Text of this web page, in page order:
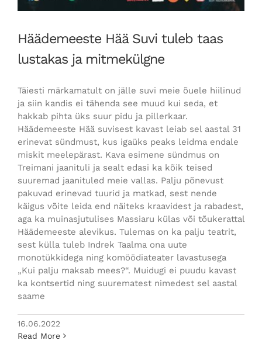
Häädemeeste Hää Suvi tuleb taas
lustakas ja mitmekülgne
Täiesti märkamatult on jälle suvi meie õuele hiilinud
ja siin kandis ei tähenda see muud kui seda, et
hakkab pihta üks suur pidu ja pillerkaar.
Häädemeeste Hää suvisest kavast leiab sel aastal 31
erinevat sündmust, kus igaüks peaks leidma endale
miskit meelepärast. Kava esimene sündmus on
Treimani jaanituli ja sealt edasi ka kõik teised
suuremad jaanituled meie vallas. Palju põnevust
pakuvad erinevad tuurid ja matkad, sest nende
käigus võite leida end näiteks kraavidest ja rabadest,
aga ka muinasjutulises Massiaru külas või tõukerattal
Häädemeeste alevikus. Tulemas on ka palju teatrit,
sest külla tuleb Indrek Taalma ona uute
monotükkidega ning komöödiateater lavastusega
„Kui palju maksab mees?“. Muidugi ei puudu kavast
ka kontsertid ning suurematest nimedest sel aastal
saame
16.06.2022
Read More